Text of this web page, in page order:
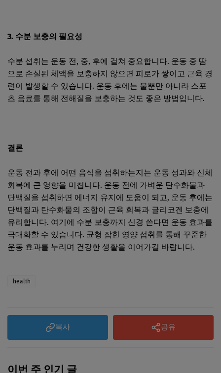
3. 수분 보충의 필요성
수분 섭취는 운동 전, 중, 후에 걸쳐 중요합니다. 운동 중 땀
으로 손실된 체액을 보충하지 않으면 피로가 쌓이고 근육 경
련이 발생할 수 있습니다. 운동 후에는 물뿐만 아니라 스포
츠 음료를 통해 전해질을 보충하는 것도 좋은 방법입니다.
결론
운동 전과 후에 어떤 음식을 섭취하는지는 운동 성과와 신체
회복에 큰 영향을 미칩니다. 운동 전에 가벼운 탄수화물과
단백질을 섭취하면 에너지 유지에 도움이 되고, 운동 후에는
단백질과 탄수화물의 조합이 근육 회복과 글리코겐 보충에
유리합니다. 여기에 수분 보충까지 신경 쓴다면 운동 효과를
극대화할 수 있습니다. 균형 잡힌 영양 섭취를 통해 꾸준한
운동 효과를 누리며 건강한 생활을 이어가길 바랍니다.
health
복사 공유
이번 주 인기 글